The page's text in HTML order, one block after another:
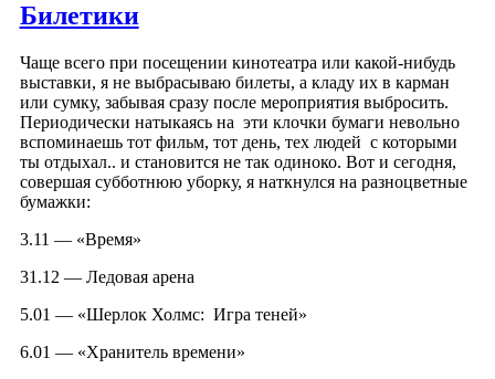
Билетики
Чаще всего при посещении кинотеатра или какой-нибудь
выставки, я не выбрасываю билеты, а кладу их в карман
или сумку, забывая сразу после мероприятия выбросить.
Периодически натыкаясь на эти клочки бумаги невольно
вспоминаешь тот фильм, тот день, тех людей с которыми
ты отдыхал.. и становится не так одиноко. Вот и сегодня,
совершая субботнюю уборку, я наткнулся на разноцветные
бумажки:
3.11 — «Время»
31.12 — Ледовая арена
5.01 — «Шерлок Холмс: Игра теней»
6.01 — «Хранитель времени»